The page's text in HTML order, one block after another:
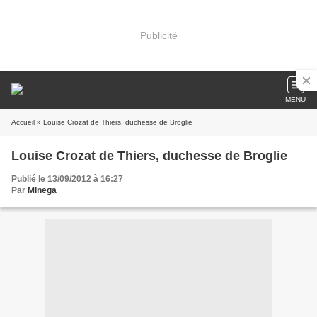
Publicité
MENU
Accueil » Louise Crozat de Thiers, duchesse de Broglie
Louise Crozat de Thiers, duchesse de Broglie
Publié le 13/09/2012 à 16:27
Par Minega